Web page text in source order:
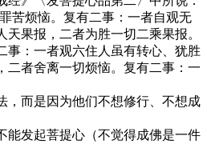
苦烦恼。复有二事：一者自观无
果报，二者为胜一切二乘果报。
事：一者观六住人虽有转心、犹胜
二者舍离一切烦恼。复有二事：一
而是因为他们不想修行、不想成
发起菩提心（不觉得成佛是一件